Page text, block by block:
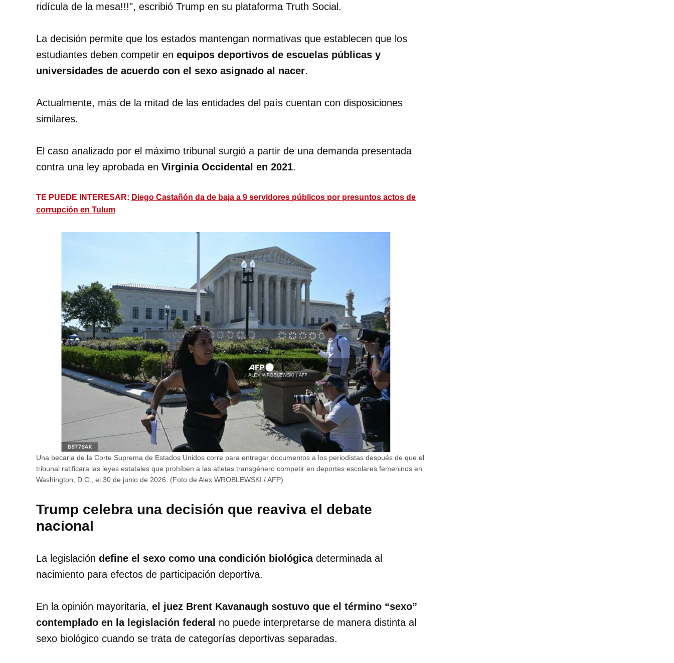
ridícula de la mesa!!!", escribió Trump en su plataforma Truth Social.
La decisión permite que los estados mantengan normativas que establecen que los
estudiantes deben competir en equipos deportivos de escuelas públicas y
universidades de acuerdo con el sexo asignado al nacer.
Actualmente, más de la mitad de las entidades del país cuentan con disposiciones
similares.
El caso analizado por el máximo tribunal surgió a partir de una demanda presentada
contra una ley aprobada en Virginia Occidental en 2021.
TE PUEDE INTERESAR: Diego Castañón da de baja a 9 servidores públicos por presuntos actos de
corrupción en Tulum
Una becaria de la Corte Suprema de Estados Unidos corre para entregar documentos a los periodistas después de que el
tribunal ratificara las leyes estatales que prohíben a las atletas transgénero competir en deportes escolares femeninos en
Washington, D.C., el 30 de junio de 2026. (Foto de Alex WROBLEWSKI / AFP)
Trump celebra una decisión que reaviva el debate
nacional
La legislación define el sexo como una condición biológicadeterminada al
nacimiento para efectos de participación deportiva.
En la opinión mayoritaria, el juez Brent Kavanaugh sostuvo que el término “sexo”
contemplado en la legislación federal no puede interpretarse de manera distinta al
sexo biológico cuando se trata de categorías deportivas separadas.